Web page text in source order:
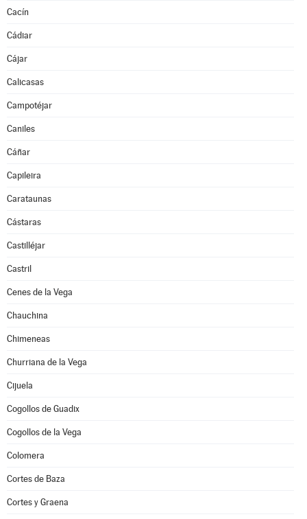
Cacín
Cádiar
Cájar
Calicasas
Campotéjar
Caniles
Cáñar
Capileira
Carataunas
Cástaras
Castilléjar
Castril
Cenes de la Vega
Chauchina
Chimeneas
Churriana de la Vega
Cijuela
Cogollos de Guadix
Cogollos de la Vega
Colomera
Cortes de Baza
Cortes y Graena